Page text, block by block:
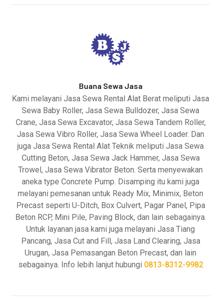
Buana Sewa Jasa
Kami melayani Jasa Sewa Rental Alat Berat meliputi Jasa
Sewa Baby Roller, Jasa Sewa Bulldozer, Jasa Sewa
Crane, Jasa Sewa Excavator, Jasa Sewa Tandem Roller,
Jasa Sewa Vibro Roller, Jasa Sewa Wheel Loader. Dan
juga Jasa Sewa Rental Alat Teknik meliputi Jasa Sewa
Cutting Beton, Jasa Sewa Jack Hammer, Jasa Sewa
Trowel, Jasa Sewa Vibrator Beton. Serta menyewakan
aneka type Concrete Pump. Disamping itu kami juga
melayani pemesanan untuk Ready Mix, Minimix, Beton
Precast seperti U-Ditch, Box Culvert, Pagar Panel, Pipa
Beton RCP, Mini Pile, Paving Block, dan lain sebagainya.
Untuk layanan jasa kami juga melayani Jasa Tiang
Pancang, Jasa Cut and Fill, Jasa Land Clearing, Jasa
Urugan, Jasa Pemasangan Beton Precast, dan lain
sebagainya. Info lebih lanjut hubungi 0813-8312-9982